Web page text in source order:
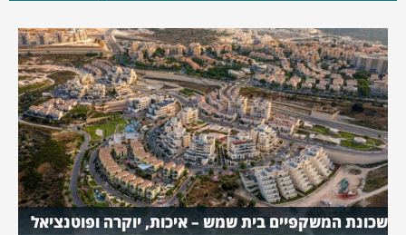
שכונת המשקפיים בית שמש – איכות, יוקרה ופוטנציאל